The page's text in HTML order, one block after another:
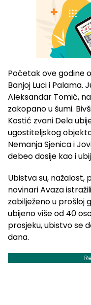
Početak ove godine
Banjoj Luci i Palama.
Aleksandar Tomić,
zakopano u šumi.
Kostić zvani Dela
ugostiteljskog
Nemanja Sjenica i
debeo dosije kao i
Ubistva su, nažalost,
novinari Avaza
zabilježeno u prošloj
ubijeno više od 40
prosjeku, ubistvo se
dana.